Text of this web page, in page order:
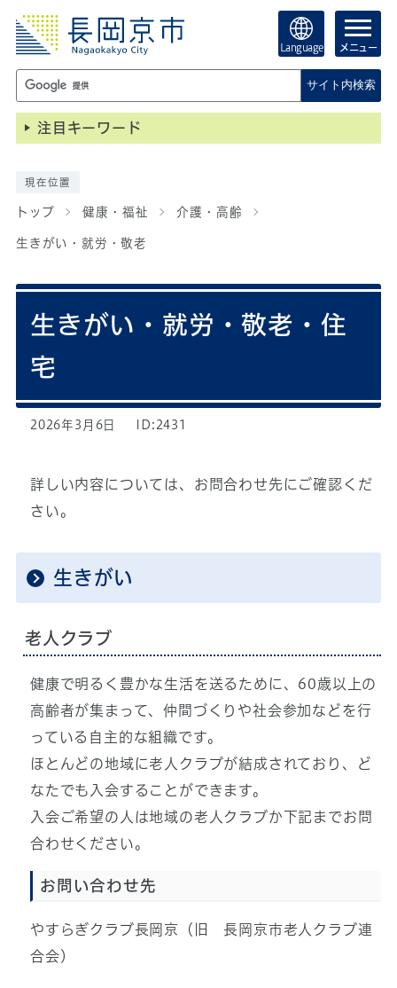
Language メニュー
サイト内検索
注目キーワード
現在位置
トップ 健康・福祉 介護・高齢
生きがい・就労・敬老
生きがい・就労・敬老・住
宅
2026年3月6日 ID:2431
詳しい内容については、お問合わせ先にご確認くだ
さい。
生きがい
老人クラブ
健康で明るく豊かな生活を送るために、60歳以上の
高齢者が集まって、仲間づくりや社会参加などを行
っている自主的な組織です。
ほとんどの地域に老人クラブが結成されており、ど
なたでも入会することができます。
入会ご希望の人は地域の老人クラブか下記までお問
合わせください。
お問い合わせ先
やすらぎクラブ長岡京（旧 長岡京市老人クラブ連
合会）